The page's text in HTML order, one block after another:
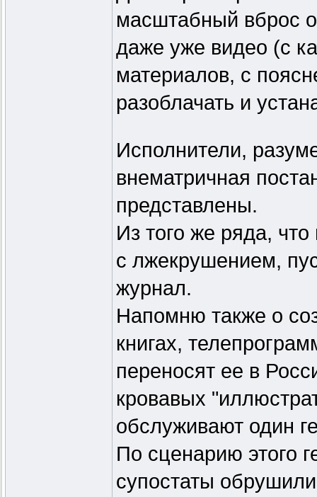
масштабный вброс
даже уже видео (с
материалов, с
разоблачать и
Исполнители,
внематричная
представлены.
Из того же ряда,
с лжекрушением,
журнал.
Напомню также о
книгах,
переносят ее в
кровавых
обслуживают один
По сценарию этого
супостаты